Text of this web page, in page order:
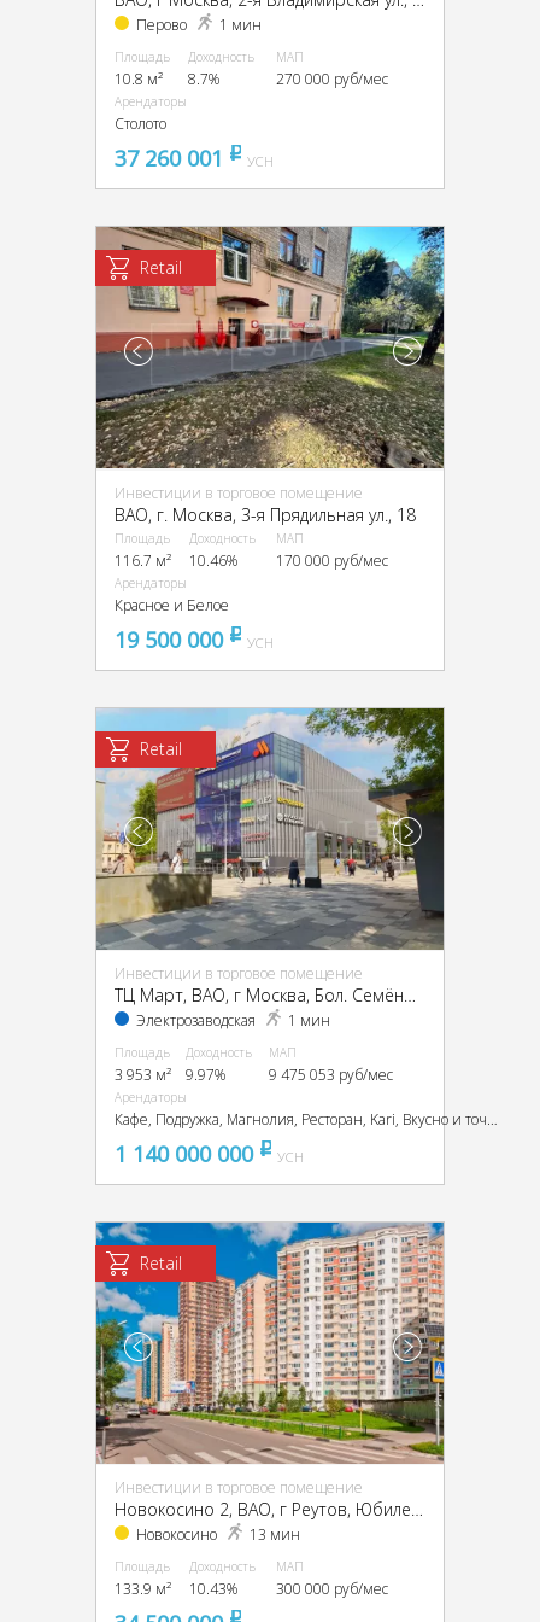
Перово 1 мин
Площадь
10.8 м²
Доходность
8.7%
МАП
270 000 руб/мес
Арендаторы
Столото
37 260 001 pуб
УСН
Retail
Инвестиции в торговое помещение
ВАО, г. Москва, 3-я Прядильная ул., 18
Площадь
116.7 м²
Доходность
10.46%
МАП
170 000 руб/мес
Арендаторы
Красное и Белое
19 500 000 pуб
УСН
Retail
Инвестиции в торговое помещение
ТЦ Март, ВАО, г Москва, Бол. Семёновская ул., 17А
Электрозаводская 1 мин
Площадь
3 953 м²
Доходность
9.97%
МАП
9 475 053 руб/мес
Арендаторы
Кафе, Подружка, Магнолия, Ресторан, Kari, Вкусно и точка, Столото,
1 140 000 000 pуб
УСН
Retail
Инвестиции в торговое помещение
Новокосино 2, ВАО, г Реутов, Юбилейный пр-т, 60
Новокосино 13 мин
Площадь
133.9 м²
Доходность
10.43%
МАП
300 000 руб/мес